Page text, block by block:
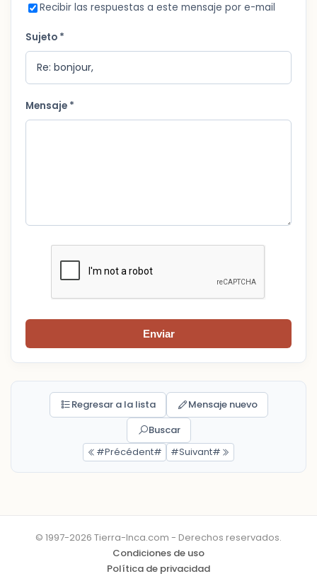
Recibir las respuestas a este mensaje por e-mail
Sujeto *
Mensaje *
Enviar
Regresar a la lista
Mensaje nuevo
Buscar
#Précédent#
#Suivant#
© 1997-2026 Tierra-Inca.com - Derechos reservados.
Condiciones de uso
Política de privacidad